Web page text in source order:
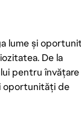
lume și
De la
pentru învățare
oportunități de